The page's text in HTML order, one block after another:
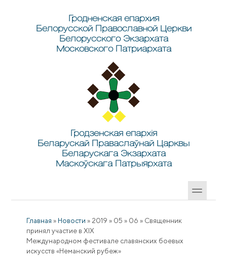
Гродненская епархия
Белорусской Православной Церкви
Белорусского Экзархата
Московского Патриархата
Гродзенская епархія
Беларускай Праваслаўнай Царквы
Беларускага Экзархата
Маскоўскага Патрыярхата
Главная » Новости » 2019 » 05 » 06 » Священник
принял участие в XIX
Международном фестивале славянских боевых
искусств «Неманский рубеж»